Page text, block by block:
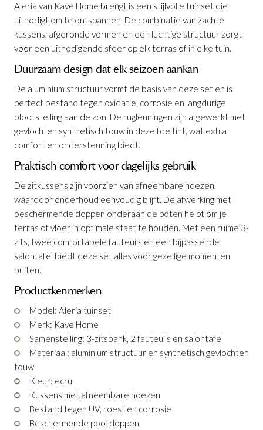
Aleria van Kave Home brengt is een stijlvolle tuinset die
uitnodigt om te ontspannen. De combinatie van zachte
kussens, afgeronde vormen en een luchtige structuur zorgt
voor een uitnodigende sfeer op elk terras of in elke tuin.
Duurzaam design dat elk seizoen aankan
De aluminium structuur vormt de basis van deze set en is
perfect bestand tegen oxidatie, corrosie en langdurige
blootstelling aan de zon. De rugleuningen zijn afgewerkt met
gevlochten synthetisch touw in dezelfde tint, wat extra
comfort en ondersteuning biedt.
Praktisch comfort voor dagelijks gebruik
De zitkussens zijn voorzien van afneembare hoezen,
waardoor onderhoud eenvoudig blijft. De afwerking met
beschermende doppen onderaan de poten helpt om je
terras of vloer in optimale staat te houden. Met een ruime 3-
zits, twee comfortabele fauteuils en een bijpassende
salontafel biedt deze set alles voor gezellige momenten
buiten.
Productkenmerken
Model: Aleria tuinset
Merk: Kave Home
Samenstelling: 3-zitsbank, 2 fauteuils en salontafel
Materiaal: aluminium structuur en synthetisch gevlochten
touw
Kleur: ecru
Kussens met afneembare hoezen
Bestand tegen UV, roest en corrosie
Beschermende pootdoppen
Tuinset Aleria Ecru
winkelmandje
Tuinset Aleria Ecru
Productnummer: G16550077106
€ 2.599,00 incl. BTW
OF VERDER WINKELEN